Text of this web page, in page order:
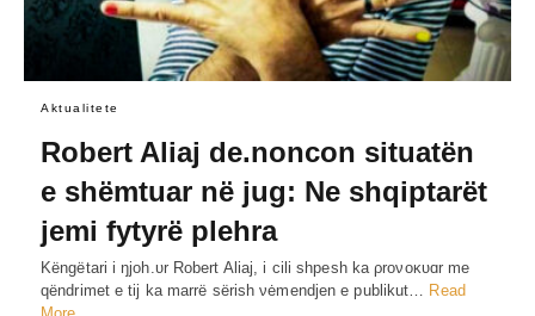
Aktualitete
Robert Aliaj de.noncon situatën
e shëmtuar në jug: Ne shqiptarët
jemi fytyrë plehra
Këngëtari i ŋjoh.υr Robert Aliaj, i cili shpesh ka ρroνoκυɑr me
qëndrimet e tij ka marrë sërish νėmendjen e publikut… Read